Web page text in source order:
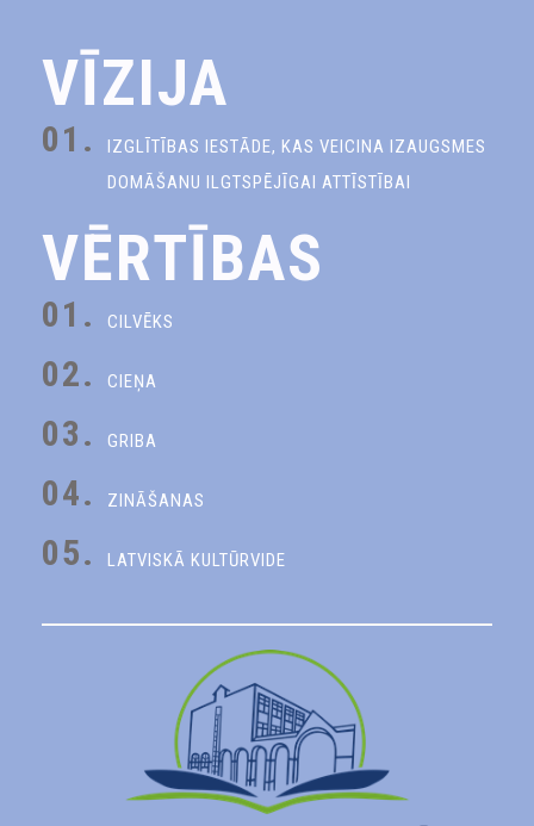
VĪZIJA
01.
IZGLĪTĪBAS IESTĀDE, KAS VEICINA IZAUGSMES
DOMĀŠANU ILGTSPĒJĪGAI ATTĪSTĪBAI
VĒRTĪBAS
01. CILVĒKS
02. CIEŅA
03. GRIBA
04. ZINĀŠANAS
05. LATVISKĀ KULTŪRVIDE